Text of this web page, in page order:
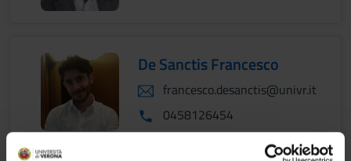
De Sanctis Francesco
francesco.desanctis@univr.it
0458126454